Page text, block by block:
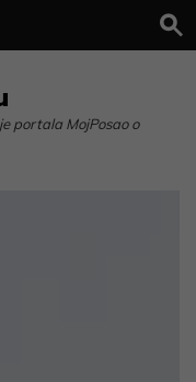
portala MojPosao o